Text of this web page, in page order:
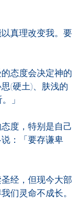
真理改变我。要
态度会决定神的
(硬土)、肤浅的
」
度，特别是自己
：「要存谦卑
经，但现今大部
们灵命不成长。